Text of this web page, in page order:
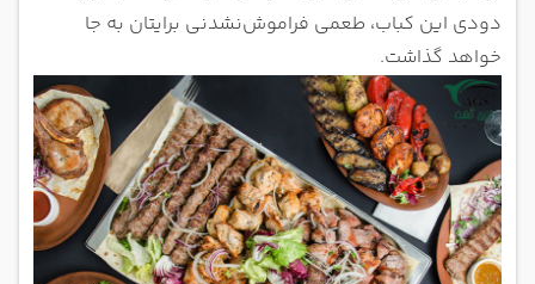
دودی این کباب، طعمی فراموش‌نشدنی برایتان به جا
خواهد گذاشت.